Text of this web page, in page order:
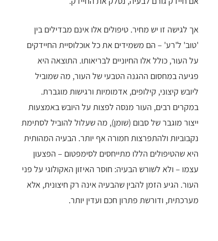
אך לגישה זו יש מחיר. טיפולים אלו אינם מבדילים בין
'טוב' ל'רע' – הם משמידים את כל אוכלוסיית החיידקים
על העור, כולל אלו החיוניים לבריאותו. התוצאה היא
פגיעה במחסום ההגנה הטבעי של העור, מה שמוביל
ליובש קיצוני, קילופים, אדמומיות ורגישות מוגברת.
במקרים רבים, העור מנסה לפצות על היובש באמצעות
ייצור מוגבר של סבום (שומן), מה שעלול להוביל לסתימת
נקבוביות ולהתפרצות חמורה אף יותר. הבעיה המהותית
היא שהטיפולים הללו מתייחסים לסימפטום – הפצעון
עצמו – ולא לשורש הבעיה: חוסר האיזון האקולוגי על פני
העור. הגיע הזמן להבין שהבעיה אינה רק חיצונית, אלא
מערכתית, ודורשת פתרון חכם ועדין יותר.